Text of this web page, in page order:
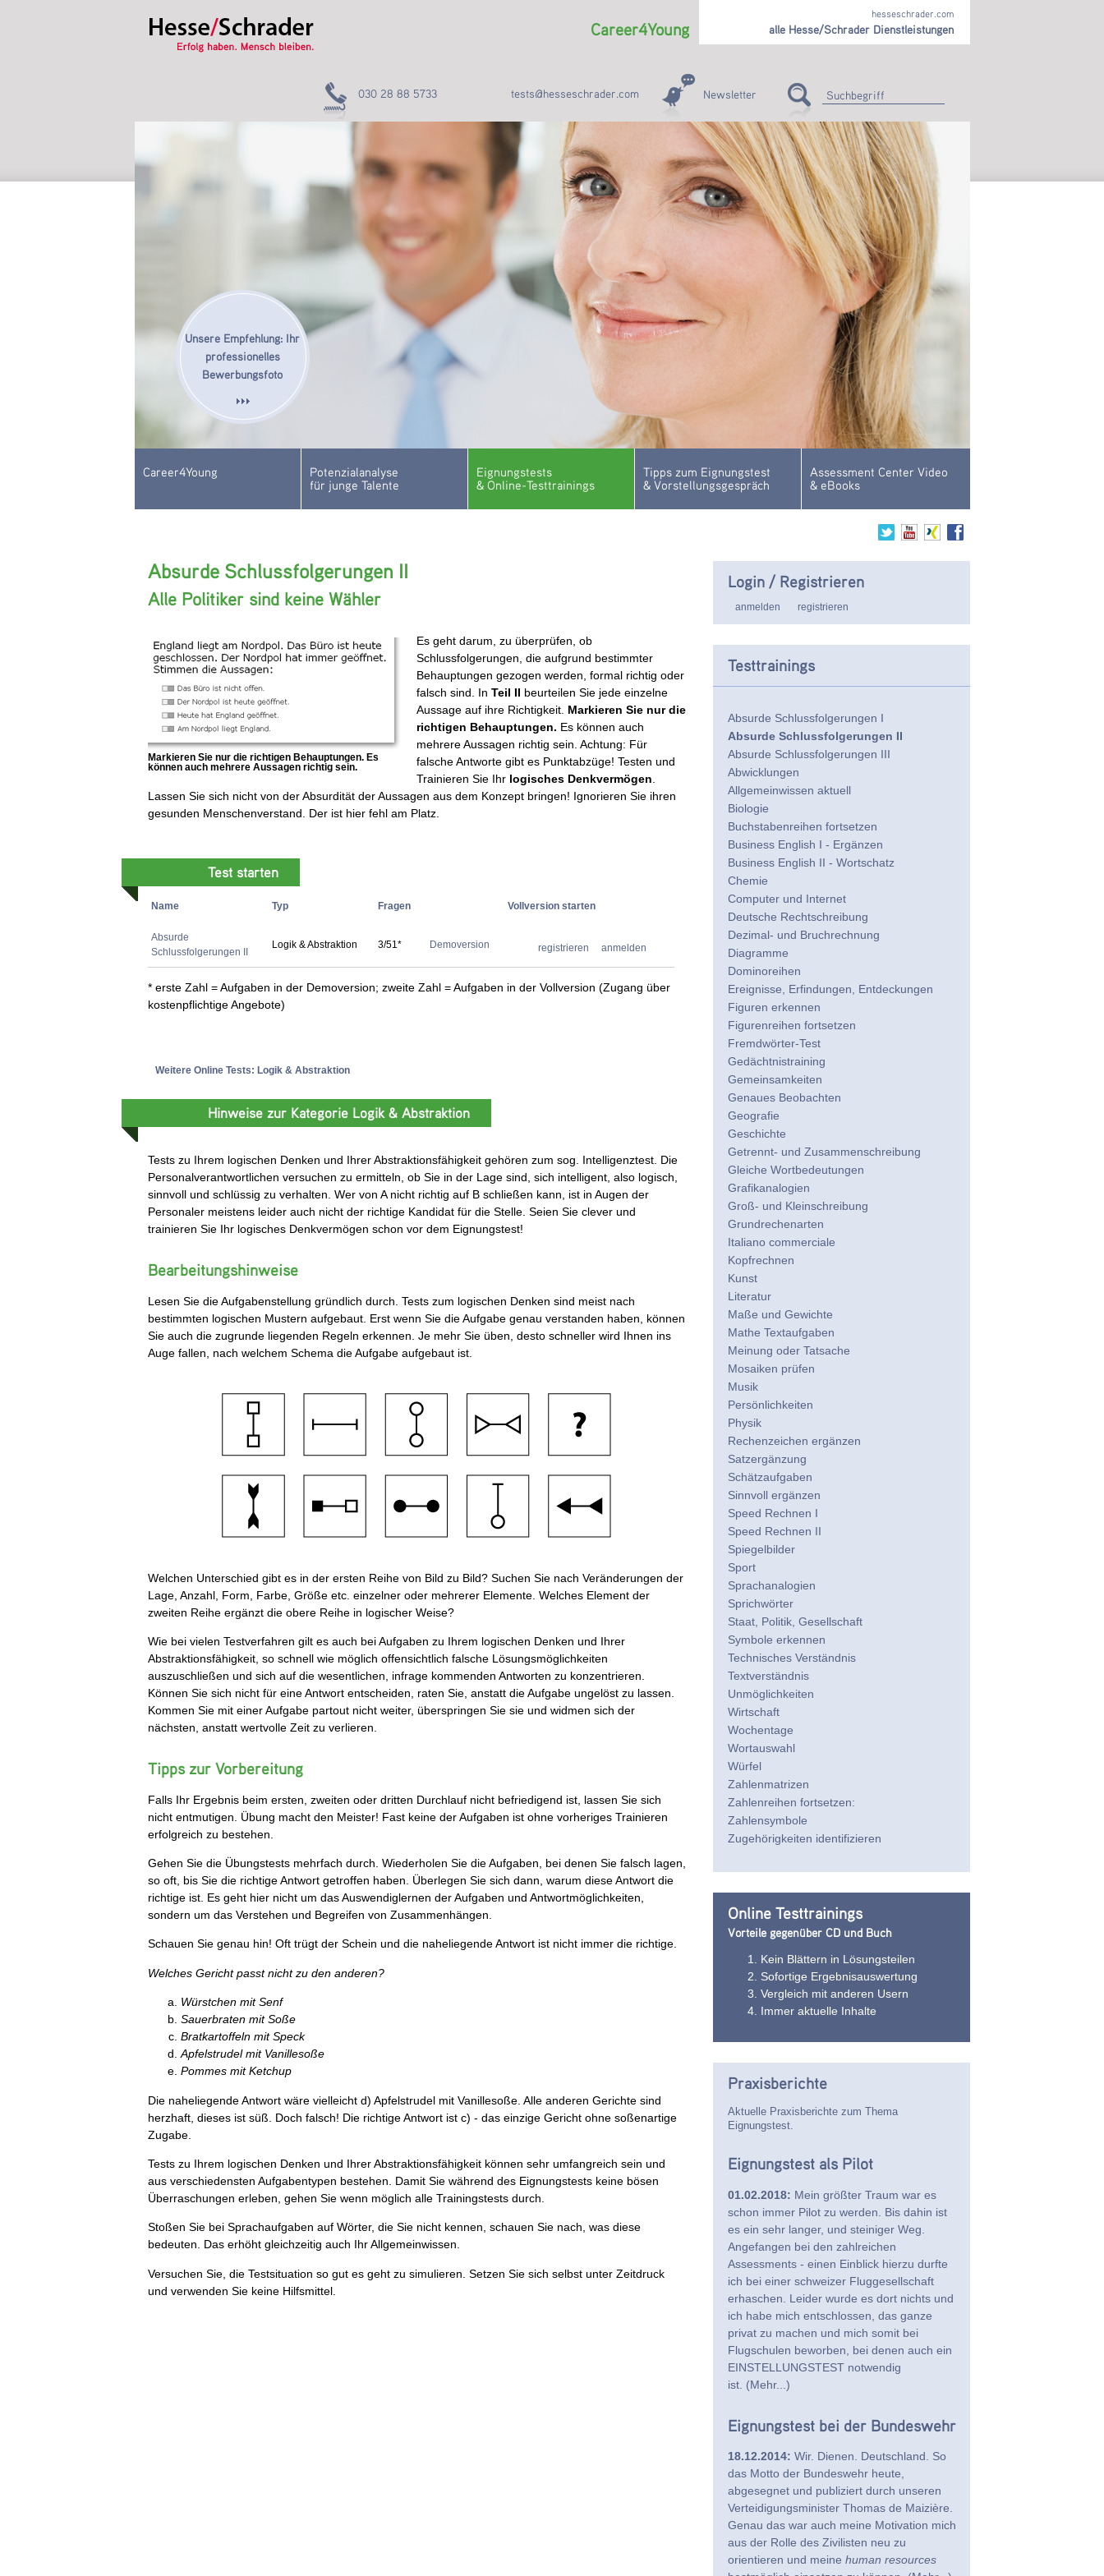
030 28 88 5733 tests@hesseschrader.com Newsletter
Career4Young
Potenzialanalyse
für junge Talente
Eignungstests
& Online-Testtrainings
Tipps zum Eignungstest
& Vorstellungsgespräch
Assessment Center Video
& eBooks
Absurde Schlussfolgerungen II
Alle Politiker sind keine Wähler
Markieren Sie nur die richtigen Behauptungen. Es
können auch mehrere Aussagen richtig sein.
Es geht darum, zu überprüfen, ob
Schlussfolgerungen, die aufgrund bestimmter
Behauptungen gezogen werden, formal richtig oder
falsch sind. In Teil II beurteilen Sie jede einzelne
Aussage auf ihre Richtigkeit. Markieren Sie nur die
richtigen Behauptungen. Es können auch
mehrere Aussagen richtig sein. Achtung: Für
falsche Antworte gibt es Punktabzüge! Testen und
Trainieren Sie Ihr logisches Denkvermögen.
Lassen Sie sich nicht von der Absurdität der Aussagen aus dem Konzept bringen! Ignorieren Sie ihren
gesunden Menschenverstand. Der ist hier fehl am Platz.
Test starten
Name Typ Fragen Vollversion starten
Absurde
Schlussfolgerungen II
Logik & Abstraktion 3/51* Demoversion registrieren anmelden
* erste Zahl = Aufgaben in der Demoversion; zweite Zahl = Aufgaben in der Vollversion (Zugang über
kostenpflichtige Angebote)
Weitere Online Tests: Logik & Abstraktion
Hinweise zur Kategorie Logik & Abstraktion
Tests zu Ihrem logischen Denken und Ihrer Abstraktionsfähigkeit gehören zum sog. Intelligenztest. Die
Personalverantwortlichen versuchen zu ermitteln, ob Sie in der Lage sind, sich intelligent, also logisch,
sinnvoll und schlüssig zu verhalten. Wer von A nicht richtig auf B schließen kann, ist in Augen der
Personaler meistens leider auch nicht der richtige Kandidat für die Stelle. Seien Sie clever und
trainieren Sie Ihr logisches Denkvermögen schon vor dem Eignungstest!
Bearbeitungshinweise
Lesen Sie die Aufgabenstellung gründlich durch. Tests zum logischen Denken sind meist nach
bestimmten logischen Mustern aufgebaut. Erst wenn Sie die Aufgabe genau verstanden haben, können
Sie auch die zugrunde liegenden Regeln erkennen. Je mehr Sie üben, desto schneller wird Ihnen ins
Auge fallen, nach welchem Schema die Aufgabe aufgebaut ist.
Welchen Unterschied gibt es in der ersten Reihe von Bild zu Bild? Suchen Sie nach Veränderungen der
Lage, Anzahl, Form, Farbe, Größe etc. einzelner oder mehrerer Elemente. Welches Element der
zweiten Reihe ergänzt die obere Reihe in logischer Weise?
Wie bei vielen Testverfahren gilt es auch bei Aufgaben zu Ihrem logischen Denken und Ihrer
Abstraktionsfähigkeit, so schnell wie möglich offensichtlich falsche Lösungsmöglichkeiten
auszuschließen und sich auf die wesentlichen, infrage kommenden Antworten zu konzentrieren.
Können Sie sich nicht für eine Antwort entscheiden, raten Sie, anstatt die Aufgabe ungelöst zu lassen.
Kommen Sie mit einer Aufgabe partout nicht weiter, überspringen Sie sie und widmen sich der
nächsten, anstatt wertvolle Zeit zu verlieren.
Tipps zur Vorbereitung
Falls Ihr Ergebnis beim ersten, zweiten oder dritten Durchlauf nicht befriedigend ist, lassen Sie sich
nicht entmutigen. Übung macht den Meister! Fast keine der Aufgaben ist ohne vorheriges Trainieren
erfolgreich zu bestehen.
Gehen Sie die Übungstests mehrfach durch. Wiederholen Sie die Aufgaben, bei denen Sie falsch lagen,
so oft, bis Sie die richtige Antwort getroffen haben. Überlegen Sie sich dann, warum diese Antwort die
richtige ist. Es geht hier nicht um das Auswendiglernen der Aufgaben und Antwortmöglichkeiten,
sondern um das Verstehen und Begreifen von Zusammenhängen.
Schauen Sie genau hin! Oft trügt der Schein und die naheliegende Antwort ist nicht immer die richtige.
Welches Gericht passt nicht zu den anderen?
Würstchen mit Senf
Sauerbraten mit Soße
Bratkartoffeln mit Speck
Apfelstrudel mit Vanillesoße
Pommes mit Ketchup
Die naheliegende Antwort wäre vielleicht d) Apfelstrudel mit Vanillesoße. Alle anderen Gerichte sind
herzhaft, dieses ist süß. Doch falsch! Die richtige Antwort ist c) - das einzige Gericht ohne soßenartige
Zugabe.
Tests zu Ihrem logischen Denken und Ihrer Abstraktionsfähigkeit können sehr umfangreich sein und
aus verschiedensten Aufgabentypen bestehen. Damit Sie während des Eignungstests keine bösen
Überraschungen erleben, gehen Sie wenn möglich alle Trainingstests durch.
Stoßen Sie bei Sprachaufgaben auf Wörter, die Sie nicht kennen, schauen Sie nach, was diese
bedeuten. Das erhöht gleichzeitig auch Ihr Allgemeinwissen.
Versuchen Sie, die Testsituation so gut es geht zu simulieren. Setzen Sie sich selbst unter Zeitdruck
und verwenden Sie keine Hilfsmittel.
Login / Registrieren
anmelden registrieren
Testtrainings
Absurde Schlussfolgerungen I
Absurde Schlussfolgerungen II
Absurde Schlussfolgerungen III
Abwicklungen
Allgemeinwissen aktuell
Biologie
Buchstabenreihen fortsetzen
Business English I - Ergänzen
Business English II - Wortschatz
Chemie
Computer und Internet
Deutsche Rechtschreibung
Dezimal- und Bruchrechnung
Diagramme
Dominoreihen
Ereignisse, Erfindungen, Entdeckungen
Figuren erkennen
Figurenreihen fortsetzen
Fremdwörter-Test
Gedächtnistraining
Gemeinsamkeiten
Genaues Beobachten
Geografie
Geschichte
Getrennt- und Zusammenschreibung
Gleiche Wortbedeutungen
Grafikanalogien
Groß- und Kleinschreibung
Grundrechenarten
Italiano commerciale
Kopfrechnen
Kunst
Literatur
Maße und Gewichte
Mathe Textaufgaben
Meinung oder Tatsache
Mosaiken prüfen
Musik
Persönlichkeiten
Physik
Rechenzeichen ergänzen
Satzergänzung
Schätzaufgaben
Sinnvoll ergänzen
Speed Rechnen I
Speed Rechnen II
Spiegelbilder
Sport
Sprachanalogien
Sprichwörter
Staat, Politik, Gesellschaft
Symbole erkennen
Technisches Verständnis
Textverständnis
Unmöglichkeiten
Wirtschaft
Wochentage
Wortauswahl
Würfel
Zahlenmatrizen
Zahlenreihen fortsetzen:
Zahlensymbole
Zugehörigkeiten identifizieren
Online Testtrainings
Vorteile gegenüber CD und Buch
Kein Blättern in Lösungsteilen
Sofortige Ergebnisauswertung
Vergleich mit anderen Usern
Immer aktuelle Inhalte
Praxisberichte
Aktuelle Praxisberichte zum Thema
Eignungstest.
Eignungstest als Pilot
01.02.2018: Mein größter Traum war es
schon immer Pilot zu werden. Bis dahin ist
es ein sehr langer, und steiniger Weg.
Angefangen bei den zahlreichen
Assessments - einen Einblick hierzu durfte
ich bei einer schweizer Fluggesellschaft
erhaschen. Leider wurde es dort nichts und
ich habe mich entschlossen, das ganze
privat zu machen und mich somit bei
Flugschulen beworben, bei denen auch ein
EINSTELLUNGSTEST notwendig
ist. (Mehr...)
Eignungstest bei der Bundeswehr
18.12.2014: Wir. Dienen. Deutschland. So
das Motto der Bundeswehr heute,
abgesegnet und publiziert durch unseren
Verteidigungsminister Thomas de Maizière.
Genau das war auch meine Motivation mich
aus der Rolle des Zivilisten neu zu
orientieren und meine human resources
Career4Young
hesseschrader.com
alle Hesse/Schrader Dienstleistungen
Unsere Empfehlung: Ihr
professionelles
Bewerbungsfoto